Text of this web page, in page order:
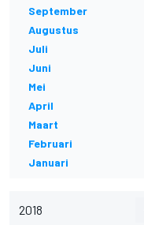
September
Augustus
Juli
Juni
Mei
April
Maart
Februari
Januari
2018